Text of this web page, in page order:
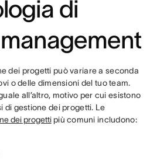
di
dei progetti può variare a seconda
o delle dimensioni del tuo team.
all’altro, motivo per cui esistono
di gestione dei progetti. Le
dei progettipiù comuni includono: